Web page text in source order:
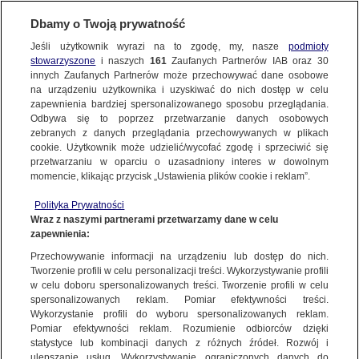
KONTAKT24|NAJNOWSZE
Łoś albinos zauważony pod Warszawą. "To
prawdziwa rzadkość"
13 KWIETNIA 2023 20:37
KONTAKT24
Wyślij Materiał
WYŚLIJ MATERIAŁ
NAJNOWSZE
GORĄCE TEMATY
WIĘCEJ
KANAŁY
Dzień dobry!
Jedno konto do wszystkich usług
Dbamy o Twoją prywatność
Jeśli użytkownik wyrazi na to zgodę, my, nasze podmioty
stowarzyszone i naszych 161Zaufanych Partnerów IAB oraz 30
innych Zaufanych Partnerów może przechowywać dane osobowe
na urządzeniu użytkownika i uzyskiwać do nich dostęp w celu
zapewnienia bardziej spersonalizowanego sposobu przeglądania.
Odbywa się to poprzez przetwarzanie danych osobowych
zebranych z danych przeglądania przechowywanych w plikach
cookie. Użytkownik może udzielić/wycofać zgodę i sprzeciwić się
przetwarzaniu w oparciu o uzasadniony interes w dowolnym
momencie, klikając przycisk „Ustawienia plików cookie i reklam”.
Polityka Prywatności
Wraz z naszymi partnerami przetwarzamy dane w celu
zapewnienia:
Przechowywanie informacji na urządzeniu lub dostęp do nich.
Tworzenie profili w celu personalizacji treści. Wykorzystywanie profili
w celu doboru spersonalizowanych treści. Tworzenie profili w celu
spersonalizowanych reklam. Pomiar efektywności treści.
Wykorzystanie profili do wyboru spersonalizowanych reklam.
Pomiar efektywności reklam. Rozumienie odbiorców dzięki
statystyce lub kombinacji danych z różnych źródeł. Rozwój i